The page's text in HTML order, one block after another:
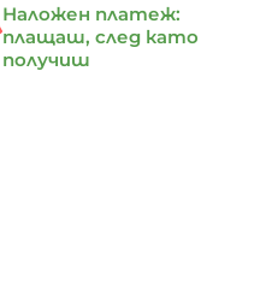
Наложен платеж:
плащаш, след като
получиш